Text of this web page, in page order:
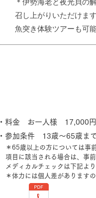
＊伊勢海老と夜光貝の
召し上がりいただけま
魚突き体験ツアーも可
・料金 お一人様 17,000
・参加条件 13歳〜65歳ま
＊65歳以上の方については事
項目に該当される場合は、事
メディカルチェックは下記よ
＊体力には個人差があります